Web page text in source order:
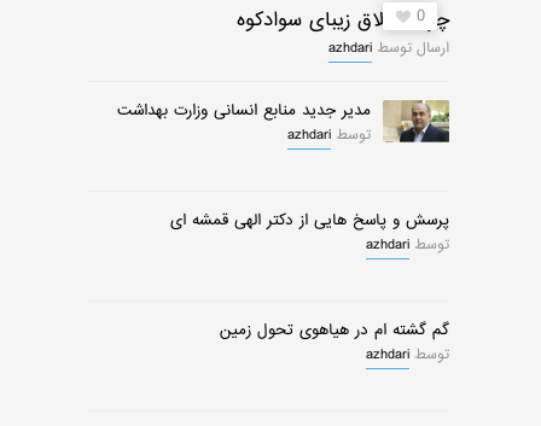
0
چرات ییلاق زیبای سوادکوه
ارسال توسطazhdari
مدیر جدید منابع انسانی وزارت بهداشت
توسطazhdari
پرسش و پاسخ هایی از دکتر الهی قمشه ای
توسطazhdari
گم گشته ام در هیاهوی تحول زمین
توسطazhdari